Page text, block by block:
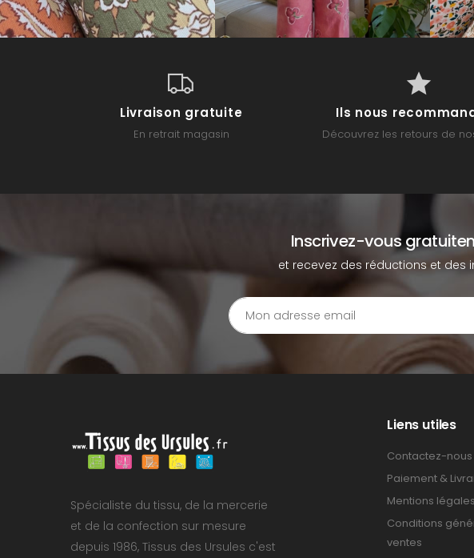
Livraison gratuite
En retrait magasin
Ils nous
Découvrez les retours de
Inscrivez-vous
et recevez des réductions et des
Spécialiste du tissu, de la mercerie
et de la confection sur mesure
depuis 1986, Tissus des Ursules c'est
Liens utiles
Contactez-nous
Paiement &
Mentions légales
Conditions
ventes